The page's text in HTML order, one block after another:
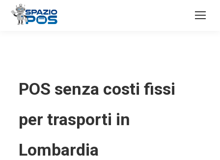
POS senza costi fissi
per trasporti in
Lombardia